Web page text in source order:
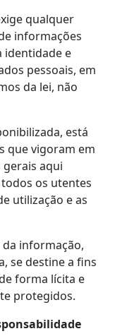
qualquer
informações
identidade e
pessoais, em
da lei, não
está
que vigoram em
aqui
os utentes
utilização e as
informação,
se destine a fins
forma lícita e
protegidos.